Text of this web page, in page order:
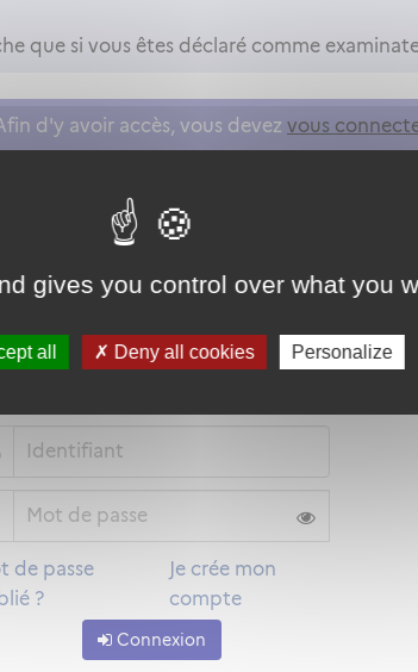
gives you control over what you
all Deny all cookies Personalize
que si vous êtes déclaré comme
d'y avoir accès, vous devez vous
l'Etat pour sécuriser et simplifier la
ou
de passe
?
Je crée mon
compte
Connexion